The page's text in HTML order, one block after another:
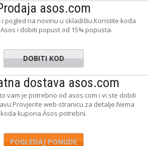
asos.com
i pogled na novinu u skladištu.Koristite koda
i dobiti popust od 15% popusta.
SNEWBIE
DOBITI KOD
dostava asos.com
vam je potrebno od asos.com i vi ste dobili
web-stranicu za detalje.Nema
koda kupona Ásos potrebni.
POGLEDAJ PONUDE